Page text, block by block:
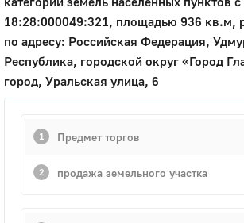
18:28:000049:321, площадью 936 кв.м,
по адресу: Российская Федерация,
Республика, городской округ «Город
город, Уральская улица, 6
Предмет торгов
продажа земельного участка